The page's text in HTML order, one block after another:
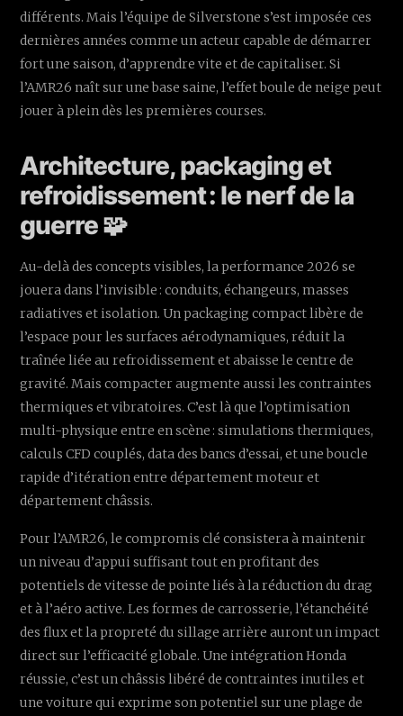
différents. Mais l’équipe de Silverstone s’est imposée ces
dernières années comme un acteur capable de démarrer
fort une saison, d’apprendre vite et de capitaliser. Si
l’AMR26 naît sur une base saine, l’effet boule de neige peut
jouer à plein dès les premières courses.
Architecture, packaging et
refroidissement : le nerf de la
guerre 🧩
Au-delà des concepts visibles, la performance 2026 se
jouera dans l’invisible : conduits, échangeurs, masses
radiatives et isolation. Un packaging compact libère de
l’espace pour les surfaces aérodynamiques, réduit la
traînée liée au refroidissement et abaisse le centre de
gravité. Mais compacter augmente aussi les contraintes
thermiques et vibratoires. C’est là que l’optimisation
multi-physique entre en scène : simulations thermiques,
calculs CFD couplés, data des bancs d’essai, et une boucle
rapide d’itération entre département moteur et
département châssis.
Pour l’AMR26, le compromis clé consistera à maintenir
un niveau d’appui suffisant tout en profitant des
potentiels de vitesse de pointe liés à la réduction du drag
et à l’aéro active. Les formes de carrosserie, l’étanchéité
des flux et la propreté du sillage arrière auront un impact
direct sur l’efficacité globale. Une intégration Honda
réussie, c’est un châssis libéré de contraintes inutiles et
une voiture qui exprime son potentiel sur une plage de